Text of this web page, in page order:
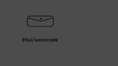
Etui/woreczek